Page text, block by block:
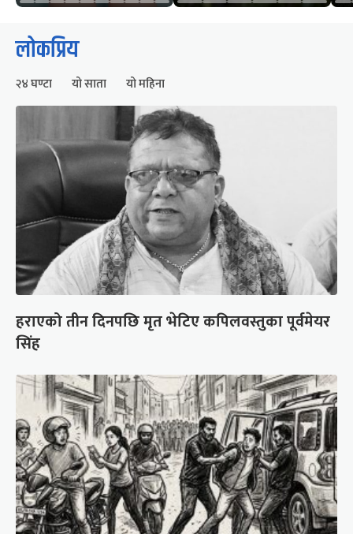
लोकप्रिय
२४ घण्टा यो साता यो महिना
हराएको तीन दिनपछि मृत भेटिए कपिलवस्तुका पूर्वमेयर
सिंह